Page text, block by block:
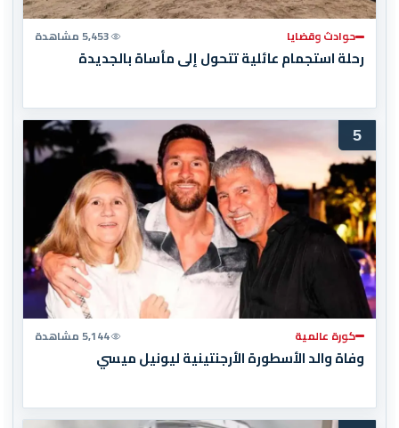
حوادث وقضايا 5,453 مشاهدة
رحلة استجمام عائلية تتحول إلى مأساة بالجديدة
5
كورة عالمية 5,144 مشاهدة
وفاة والد الأسطورة الأرجنتينية ليونيل ميسي